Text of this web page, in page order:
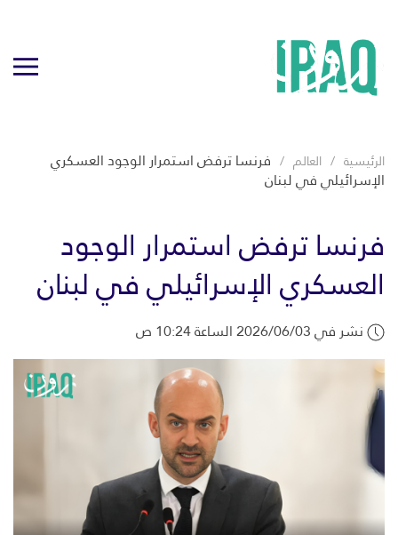
الرئيسية العالم فرنسا ترفض استمرار الوجود العسكري
الإسرائيلي في لبنان
فرنسا ترفض استمرار الوجود
العسكري الإسرائيلي في لبنان
نشر في 2026/06/03 الساعة 10:24 ص